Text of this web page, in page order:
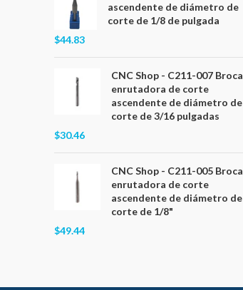
ascendente de diámetro de
corte de 1/8 de pulgada
$44.83
CNC Shop - C211-007 Broca
enrutadora de corte
ascendente de diámetro de
corte de 3/16 pulgadas
$30.46
CNC Shop - C211-005 Broca
enrutadora de corte
ascendente de diámetro de
corte de 1/8"
$49.44